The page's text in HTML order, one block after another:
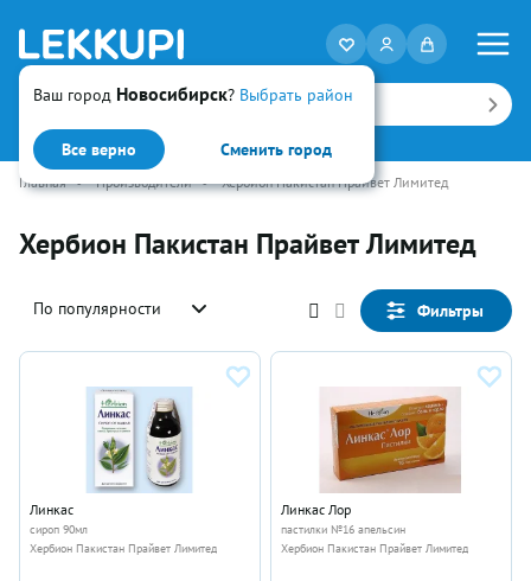
Ваш город Новосибирск? Выбрать район
Все верно Сменить город
Искать
Главная • Производители • Хербион Пакистан Прайвет Лимитед
Хербион Пакистан Прайвет Лимитед
По популярности Фильтры
Линкас
сироп 90мл
Хербион Пакистан Прайвет Лимитед
Линкас Лор
пастилки №16 апельсин
Хербион Пакистан Прайвет Лимитед